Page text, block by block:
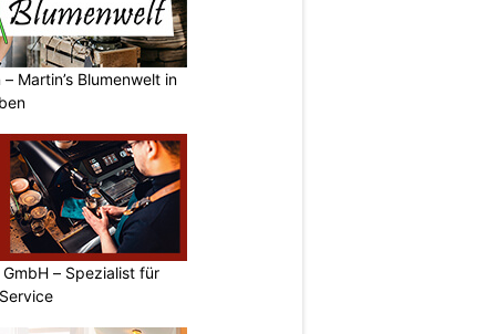
Martin’s Blumenwelt in
– Spezialist für